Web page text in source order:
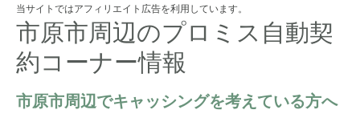
当サイトではアフィリエイト広告を利用しています。
市原市周辺のプロミス自動契
約コーナー情報
市原市周辺でキャッシングを考えている方へ